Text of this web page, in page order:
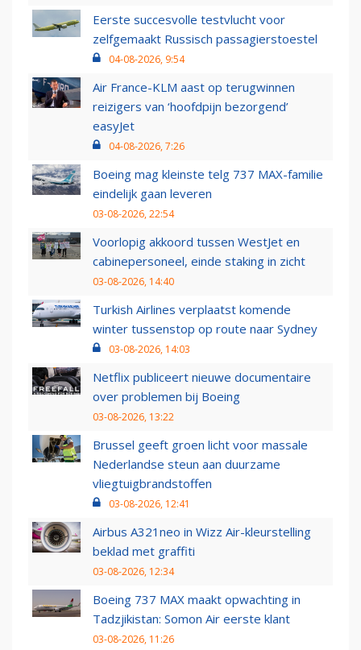
Eerste succesvolle testvlucht voor
zelfgemaakt Russisch passagierstoestel
04-08-2026, 9:54
Air France-KLM aast op terugwinnen
reizigers van ‘hoofdpijn bezorgend’
easyJet
04-08-2026, 7:26
Boeing mag kleinste telg 737 MAX-familie
eindelijk gaan leveren
03-08-2026, 22:54
Voorlopig akkoord tussen WestJet en
cabinepersoneel, einde staking in zicht
03-08-2026, 14:40
Turkish Airlines verplaatst komende
winter tussenstop op route naar Sydney
03-08-2026, 14:03
Netflix publiceert nieuwe documentaire
over problemen bij Boeing
03-08-2026, 13:22
Brussel geeft groen licht voor massale
Nederlandse steun aan duurzame
vliegtuigbrandstoffen
03-08-2026, 12:41
Airbus A321neo in Wizz Air-kleurstelling
beklad met graffiti
03-08-2026, 12:34
Boeing 737 MAX maakt opwachting in
Tadzjikistan: Somon Air eerste klant
03-08-2026, 11:26